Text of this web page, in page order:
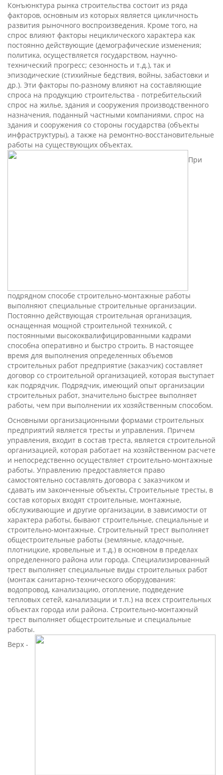
Конъюнктура рынка строительства состоит из ряда
факторов, основным из которых является цикличность
развития рыночного воспроизведения. Кроме того, на
спрос влияют факторы нециклического характера как
постоянно действующие (демографические изменения;
политика, осуществляется государством, научно-
технический прогресс; сезонность и т.д.), так и
эпизодические (стихийные бедствия, войны, забастовки и
др.). Эти факторы по-разному влияют на составляющие
спроса на продукцию строительства - потребительский
спрос на жилье, здания и сооружения производственного
назначения, поданный частными компаниями, спрос на
здания и сооружения со стороны государства (объекты
инфраструктуры), а также на ремонтно-восстановительные
работы на существующих объектах.
При
подрядном способе строительно-монтажные работы
выполняют специальные строительные организации.
Постоянно действующая строительная организация,
оснащенная мощной строительной техникой, с
постоянными высококвалифицированными кадрами
способна оперативно и быстро строить. В настоящее
время для выполнения определенных объемов
строительных работ предприятие (заказчик) составляет
договор со строительной организацией, которая выступает
как подрядчик. Подрядчик, имеющий опыт организации
строительных работ, значительно быстрее выполняет
работы, чем при выполнении их хозяйственным способом.
Основными организационными формами строительных
предприятий является тресты и управления. Причем
управления, входит в состав треста, является строительной
организацией, которая работает на хозяйственном расчете
и непосредственно осуществляет строительно-монтажные
работы. Управлению предоставляется право
самостоятельно составлять договора с заказчиком и
сдавать им законченные объекты, Строительные тресты, в
состав которых входят строительные, монтажные,
обслуживающие и другие организации, в зависимости от
характера работы, бывают строительные, специальные и
строительно-монтажные. Строительный трест выполняет
общестроительные работы (земляные, кладочные,
плотницкие, кровельные и т.д.) в основном в пределах
определенного района или города. Специализированный
трест выполняет специальные виды строительных работ
(монтаж санитарно-технического оборудования:
водопровод, канализацию, отопление, подведение
тепловых сетей, канализации и т.п.) на всех строительных
объектах города или района. Строительно-монтажный
трест выполняет общестроительные и специальные
работы.
Верх -